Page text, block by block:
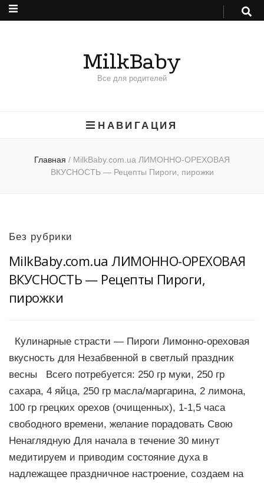
MilkBaby
Все для родителей
НАВИГАЦИЯ
Главная / MilkBaby.com.ua ЛИМОННО-ОРЕХОВАЯ
ВКУСНОСТЬ — Рецепты Пироги, пирожки
Без рубрики
MilkBaby.com.ua ЛИМОННО-ОРЕХОВАЯ
ВКУСНОСТЬ — Рецепты Пироги,
пирожки
Кулинарные страсти — Пироги Лимонно-ореховая
вкусность для Незабвенной в светлый праздник
весны Всего потребуется: 250 гр муки, 250 гр
сахара, 4 яйца, 250 гр масла/маргарина, 2 лимона,
100 гр грецких орехов (очищенных), 1-1,5 часа
свободного времени, желание порадовать Свою
Ненаглядную Для начала в течение 30 минут
медитируем и приводим состояние духа в
надлежащее праздничное настроение, создаем на